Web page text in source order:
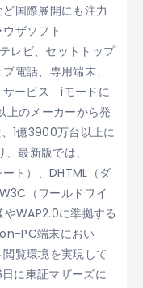
国際展開にも注力
ザソフト
レビ、セットトップ
電話、専用端末、
サービス iモードに
上のメーカーから発
1億3900万台以上に
最新版では、
ト）、DHTML（ダ
（ワールドワイ
やWAP2.0に準拠する
PC端末におい
覧環境を実現して
に東証マザーズに